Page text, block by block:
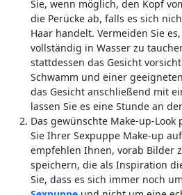
Sie, wenn möglich, den Kopf
die Perücke ab, falls es sich
Haar handelt. Vermeiden Sie
vollständig in Wasser zu
stattdessen das Gesicht
Schwamm und einer
das Gesicht anschließend mit
lassen Sie es eine Stunde an
Das gewünschte Make-up-
Sie Ihrer Sexpuppe Make-up
empfehlen Ihnen, vorab Bilder
speichern, die als Inspiration
Sie, dass es sich immer noch